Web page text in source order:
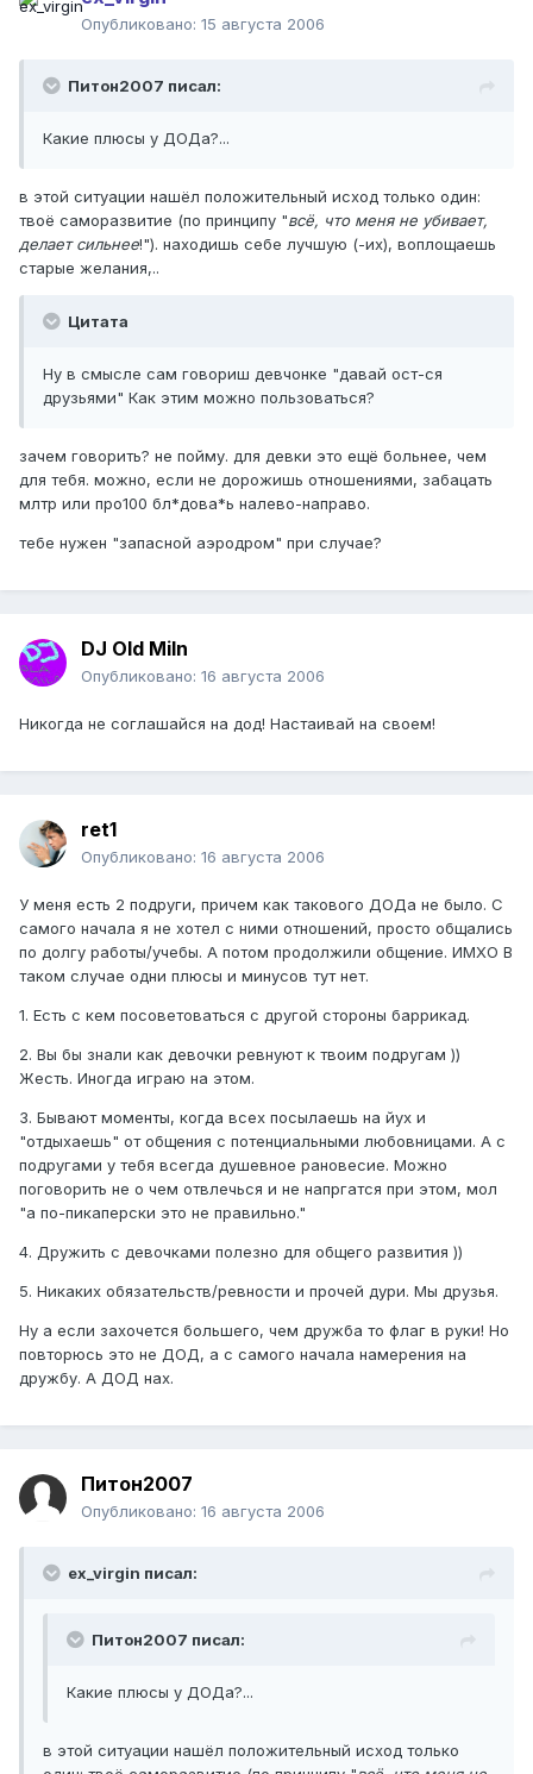
Опубликовано: 15 августа 2006
Питон2007 писал:
Какие плюсы у ДОДа?...
в этой ситуации нашёл положительный исход только один:
твоё саморазвитие (по принципу "всё, что меня не убивает,
делает сильнее!"). находишь себе лучшую (-их), воплощаешь
старые желания,..
Цитата
Ну в смысле сам говориш девчонке "давай ост-ся
друзьями" Как этим можно пользоваться?
зачем говорить? не пойму. для девки это ещё больнее, чем
для тебя. можно, если не дорожишь отношениями, забацать
млтр или про100 бл*дова*ь налево-направо.
тебе нужен "запасной аэродром" при случае?
DJ Old Miln
Опубликовано: 16 августа 2006
Никогда не соглашайся на дод! Настаивай на своем!
ret1
Опубликовано: 16 августа 2006
У меня есть 2 подруги, причем как такового ДОДа не было. С
самого начала я не хотел с ними отношений, просто общались
по долгу работы/учебы. А потом продолжили общение. ИМХО В
таком случае одни плюсы и минусов тут нет.
1. Есть с кем посоветоваться с другой стороны баррикад.
2. Вы бы знали как девочки ревнуют к твоим подругам ))
Жесть. Иногда играю на этом.
3. Бывают моменты, когда всех посылаешь на йух и
"отдыхаешь" от общения с потенциальными любовницами. А с
подругами у тебя всегда душевное рановесие. Можно
поговорить не о чем отвлечься и не напргатся при этом, мол
"а по-пикаперски это не правильно."
4. Дружить с девочками полезно для общего развития ))
5. Никаких обязательств/ревности и прочей дури. Мы друзья.
Ну а если захочется большего, чем дружба то флаг в руки! Но
повторюсь это не ДОД, а с самого начала намерения на
дружбу. А ДОД нах.
Питон2007
Опубликовано: 16 августа 2006
ex_virgin писал:
Питон2007 писал:
Какие плюсы у ДОДа?...
в этой ситуации нашёл положительный исход только